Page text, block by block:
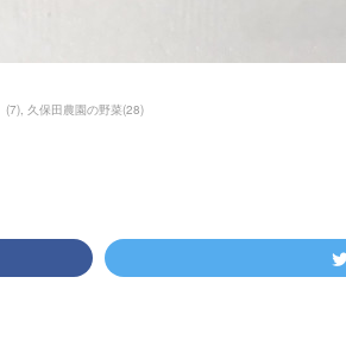
(7) 久保田農園の野菜(28)